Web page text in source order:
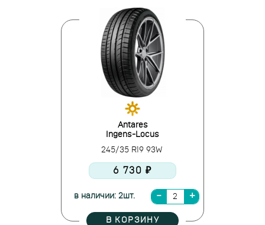
Antares
Ingens-Locus
245/35 R19 93W
6 730 ₽
в наличии: 2шт.
В КОРЗИНУ